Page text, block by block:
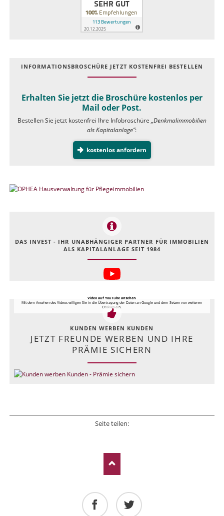
INFOR­MATIONS­BROSCHÜRE JETZT KOSTEN­FREI BESTELLEN
Erhalten Sie jetzt die Broschüre kostenlos per
Mail oder Post.
Bestellen Sie jetzt kostenfrei Ihre Infobroschüre „Denkmalimmobilien
als Kapitalanlage”:
kostenlos anfordern
DAS INVEST - IHR UNABHÄNGIGER PARTNER FÜR IMMOBILIEN
ALS KAPITALANLAGE SEIT 1984
Video auf YouTube ansehen
Mit dem Ansehen des Videos willigen Sie in die Übertragung der Daten an Google und dem Setzen von weiteren
Cookies ein.
KUNDEN WERBEN KUNDEN
JETZT FREUNDE WERBEN UND IHRE
PRÄMIE SICHERN
Seite teilen: